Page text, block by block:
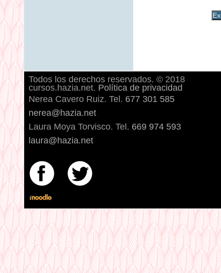
Todos los derechos reservados. © 2018
cursos.hazia.net. Política de privacidad
Nerea Cavero Ruiz. Tel. 677 301 585
nerea@hazia.net
Laura Moya Torvisco. Tel. 669 974 593
laura@hazia.net